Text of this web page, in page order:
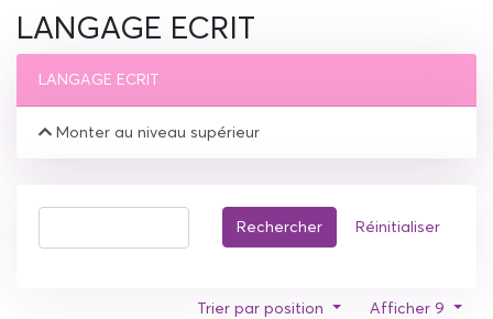
LANGAGE ECRIT
LANGAGE ECRIT
Monter au niveau supérieur
Rechercher Réinitialiser
Afficher 9
Trier par position